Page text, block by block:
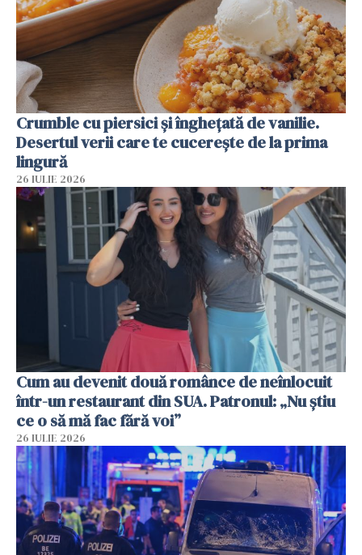
Crumble cu piersici și înghețată de vanilie.
Desertul verii care te cucerește de la prima
lingură
26 IULIE 2026
Cum au devenit două românce de neînlocuit
într-un restaurant din SUA. Patronul: „Nu știu
ce o să mă fac fără voi”
26 IULIE 2026